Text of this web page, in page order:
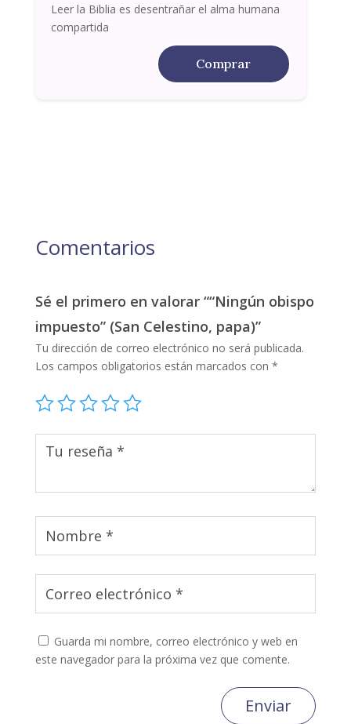
Leer la Biblia es desentrañar el alma humana
compartida
Comprar
Comentarios
Sé el primero en valorar ““Ningún obispo
impuesto” (San Celestino, papa)”
Tu dirección de correo electrónico no será publicada.
Los campos obligatorios están marcados con *
Guarda mi nombre, correo electrónico y web en
este navegador para la próxima vez que comente.
Enviar